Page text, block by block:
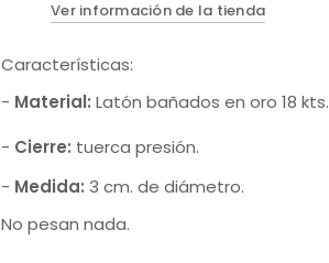
Ver información de la tienda
Características:
- Material: Latón bañados en oro 18 kts.
- Cierre: tuerca presión.
- Medida: 3 cm. de diámetro.
No pesan nada.